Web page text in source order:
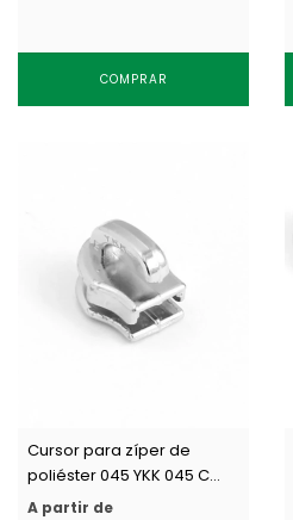
COMPRAR
Cursor para zíper de
poliéster 045 YKK 045 C
DFNT2 c/ 1 un
A partir de